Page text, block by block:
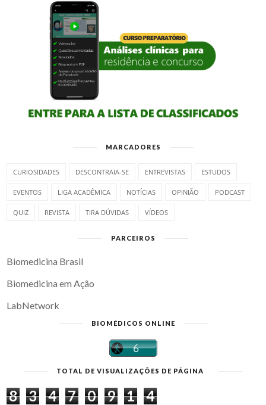
MARCADORES
CURIOSIDADES DESCONTRAIA-SE ENTREVISTAS ESTUDOS
EVENTOS LIGA ACADÊMICA NOTÍCIAS OPINIÃO PODCAST
QUIZ REVISTA TIRA DÚVIDAS VÍDEOS
PARCEIROS
Biomedicina Brasil
Biomedicina em Ação
LabNetwork
BIOMÉDICOS ONLINE
TOTAL DE VISUALIZAÇÕES DE PÁGINA
8 3 4 7 0 9 1 4